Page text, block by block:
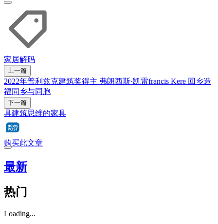
家居解码
上一篇
2022年普利兹克建筑奖得主 弗朗西斯·凯雷francis Kere 回乡造
福同乡与同胞
下一篇
具建筑思维的家具
购买此文章
最新
热门
Loading...